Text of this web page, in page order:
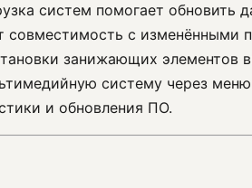
систем помогает
совместимость с изменёнными
занижающих элементов
систему через
и обновления ПО.